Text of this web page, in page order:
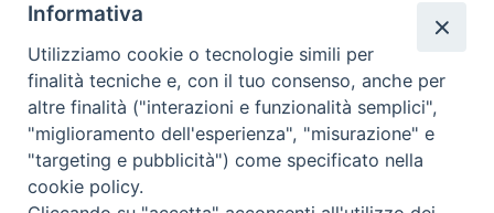
Redazione
Scrivici
Copyright © 2019 - Tutti i diritti riservati - Vita
Informativa
Utilizziamo cookie o tecnologie simili per
finalità tecniche e, con il tuo consenso, anche per
altre finalità ("interazioni e funzionalità semplici",
"miglioramento dell'esperienza", "misurazione" e
"targeting e pubblicità") come specificato nella
cookie policy.